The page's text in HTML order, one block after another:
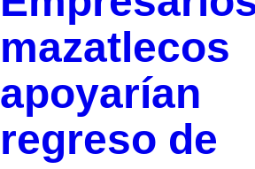
mazatlecos
apoyarían
regreso de